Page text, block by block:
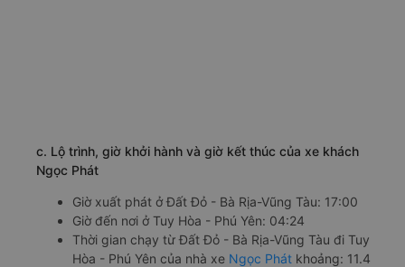
c. Lộ trình, giờ khởi hành và giờ kết thúc của xe khách
Ngọc Phát
Giờ xuất phát ở Đất Đỏ - Bà Rịa-Vũng Tàu: 17:00
Giờ đến nơi ở Tuy Hòa - Phú Yên: 04:24
Thời gian chạy từ Đất Đỏ - Bà Rịa-Vũng Tàu đi Tuy
Hòa - Phú Yên của nhà xe Ngọc Phát khoảng: 11.4